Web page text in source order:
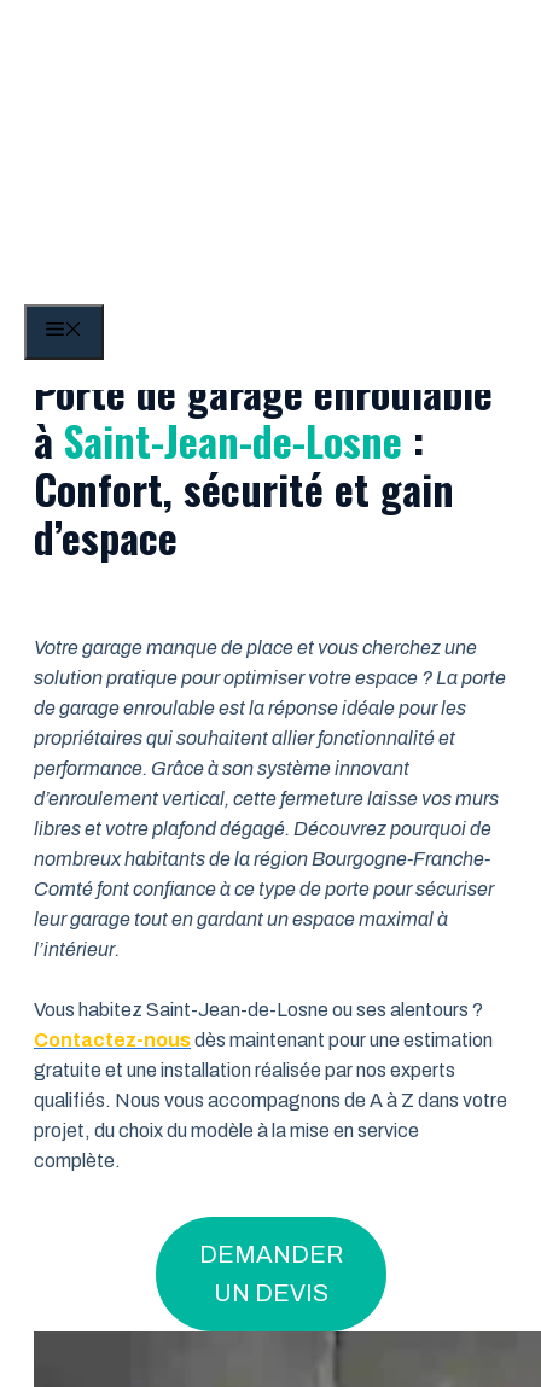
Porte de garage enroulable
à Saint-Jean-de-Losne :
Confort, sécurité et gain
d’espace
Votre garage manque de place et vous cherchez une
solution pratique pour optimiser votre espace ? La porte
de garage enroulable est la réponse idéale pour les
propriétaires qui souhaitent allier fonctionnalité et
performance. Grâce à son système innovant
d’enroulement vertical, cette fermeture laisse vos murs
libres et votre plafond dégagé. Découvrez pourquoi de
nombreux habitants de la région Bourgogne-Franche-
Comté font confiance à ce type de porte pour sécuriser
leur garage tout en gardant un espace maximal à
l’intérieur.
Vous habitez Saint-Jean-de-Losne ou ses alentours ?
Contactez-nousdès maintenant pour une estimation
gratuite et une installation réalisée par nos experts
qualifiés. Nous vous accompagnons de A à Z dans votre
projet, du choix du modèle à la mise en service
complète.
DEMANDER
UN DEVIS